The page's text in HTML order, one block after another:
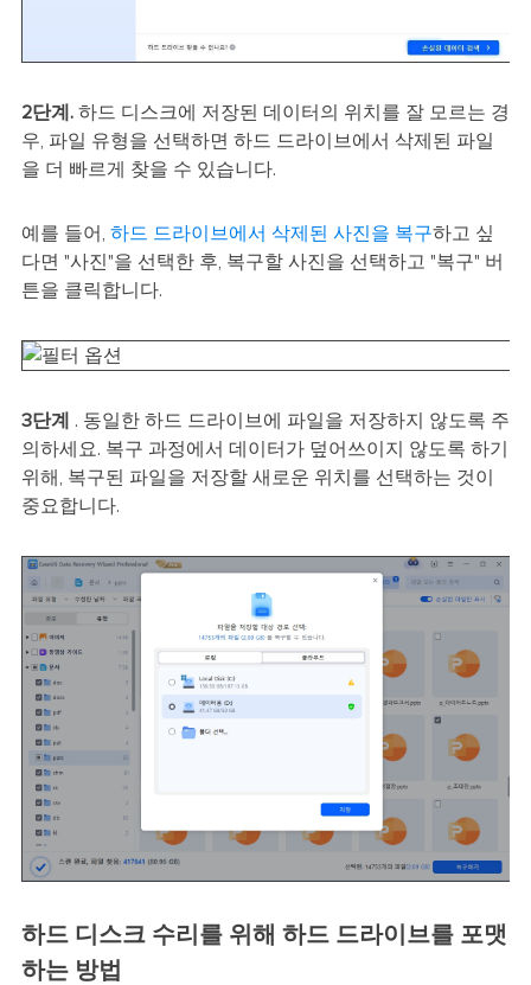
2단계.하드 디스크에 저장된 데이터의 위치를 잘 모르는 경
우, 파일 유형을 선택하면 하드 드라이브에서 삭제된 파일
을 더 빠르게 찾을 수 있습니다.
예를 들어, 하드 드라이브에서 삭제된 사진을 복구하고 싶
다면 "사진"을 선택한 후, 복구할 사진을 선택하고 "복구" 버
튼을 클릭합니다.
3단계
. 동일한 하드 드라이브에 파일을 저장하지 않도록 주
의하세요. 복구 과정에서 데이터가 덮어쓰이지 않도록 하기
위해, 복구된 파일을 저장할 새로운 위치를 선택하는 것이
중요합니다.
하드 디스크 수리를 위해 하드 드라이브를 포맷
하는 방법